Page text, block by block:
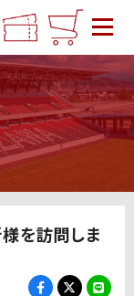
を訪問しま